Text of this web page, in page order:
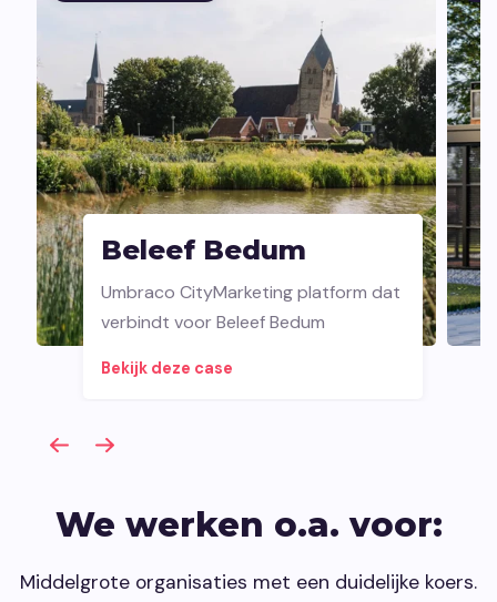
Beleef Bedum
Umbraco CityMarketing platform dat
verbindt voor Beleef Bedum
Bekijk deze case
We werken o.a. voor:
Middelgrote organisaties met een duidelijke koers.